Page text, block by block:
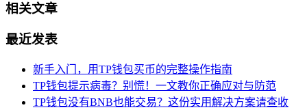
相关文章
最近发表
新手入门，用TP钱包买币的完整操作指南
TP钱包提示病毒？别慌！一文教你正确应对与防范
TP钱包没有BNB也能交易？这份实用解决方案请查收